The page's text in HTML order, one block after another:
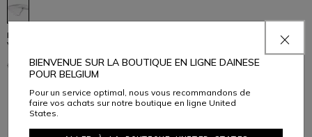
HUMPBACK H2O - POCHE À EAU
VÉLO POUR RIVAL VEST PRO
69,95 €34,97 € -50%
1
BIENVENUE SUR LA BOUTIQUE EN LIGNE DAINESE
POUR BELGIUM
Pour un service optimal, nous vous recommandons de
faire vos achats sur notre boutique en ligne United
States.